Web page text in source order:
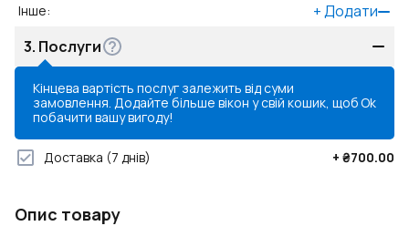
Інше: +Додати
3. Послуги
Кінцева вартість послуг залежить від суми
замовлення. Додайте більше вікон у свій кошик, щоб
побачити вашу вигоду!
Ok
Доставка (7 днів) + ₴700.00
Опис товару